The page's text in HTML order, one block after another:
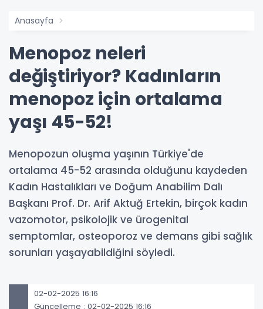
Anasayfa
Menopoz neleri
değiştiriyor? Kadınların
menopoz için ortalama
yaşı 45-52!
Menopozun oluşma yaşının Türkiye'de
ortalama 45-52 arasında olduğunu kaydeden
Kadın Hastalıkları ve Doğum Anabilim Dalı
Başkanı Prof. Dr. Arif Aktuğ Ertekin, birçok kadın
vazomotor, psikolojik ve ürogenital
semptomlar, osteoporoz ve demans gibi sağlık
sorunları yaşayabildiğini söyledi.
02-02-2025 16:16
Güncelleme : 02-02-2025 16:16